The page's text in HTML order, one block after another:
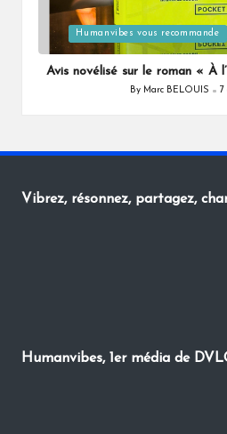
Posted
in
Humanvibes vous recommande
Avis novélisé sur le roman « À
Posted
By Marc BELOUIS 7
Vibrez, résonnez, partagez,
Humanvibes, 1er média de